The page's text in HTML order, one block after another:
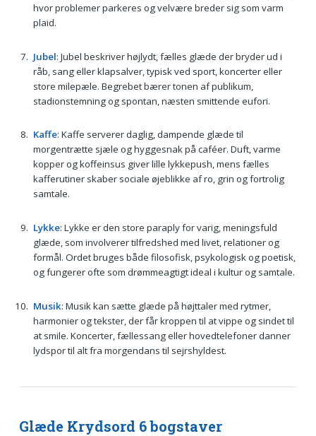
hvor problemer parkeres og velvære breder sig som varm
plaid.
Jubel: Jubel beskriver højlydt, fælles glæde der bryder ud i
råb, sang eller klapsalver, typisk ved sport, koncerter eller
store milepæle. Begrebet bærer tonen af publikum,
stadionstemning og spontan, næsten smittende eufori.
Kaffe: Kaffe serverer daglig, dampende glæde til
morgentrætte sjæle og hyggesnak på caféer. Duft, varme
kopper og koffeinsus giver lille lykkepush, mens fælles
kafferutiner skaber sociale øjeblikke af ro, grin og fortrolig
samtale.
Lykke: Lykke er den store paraply for varig, meningsfuld
glæde, som involverer tilfredshed med livet, relationer og
formål. Ordet bruges både filosofisk, psykologisk og poetisk,
og fungerer ofte som drømmeagtigt ideal i kultur og samtale.
Musik: Musik kan sætte glæde på højttaler med rytmer,
harmonier og tekster, der får kroppen til at vippe og sindet til
at smile. Koncerter, fællessang eller hovedtelefoner danner
lydspor til alt fra morgendans til sejrshyldest.
Glæde Krydsord 6 bogstaver